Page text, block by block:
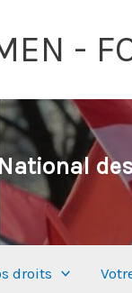
-
droits